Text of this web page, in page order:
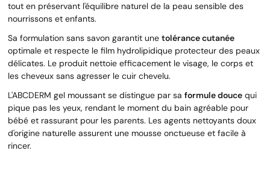
tout en préservant l'équilibre naturel de la peau sensible des
nourrissons et enfants.
Sa formulation sans savon garantit une tolérance cutanée
optimale et respecte le film hydrolipidique protecteur des peaux
délicates. Le produit nettoie efficacement le visage, le corps et
les cheveux sans agresser le cuir chevelu.
L'ABCDERM gel moussant se distingue par sa formule douce qui
pique pas les yeux, rendant le moment du bain agréable pour
bébé et rassurant pour les parents. Les agents nettoyants doux
d'origine naturelle assurent une mousse onctueuse et facile à
rincer.